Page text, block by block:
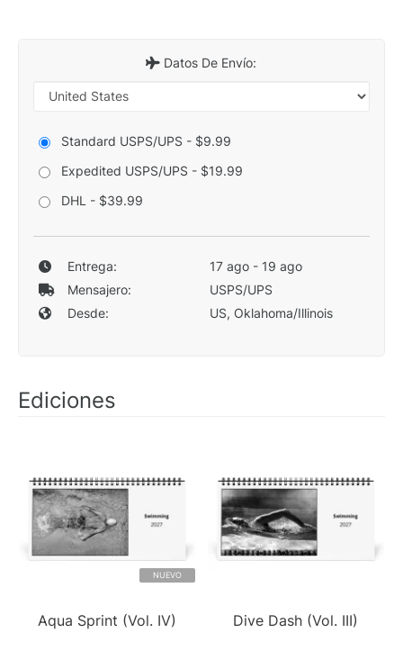
Datos De Envío:
Standard USPS/UPS - $9.99
Expedited USPS/UPS - $19.99
DHL - $39.99
Entrega:
17 ago - 19 ago
Mensajero:
USPS/UPS
Desde:
US, Oklahoma/Illinois
Ediciones
NUEVO
Aqua Sprint (Vol. IV) Dive Dash (Vol. III)